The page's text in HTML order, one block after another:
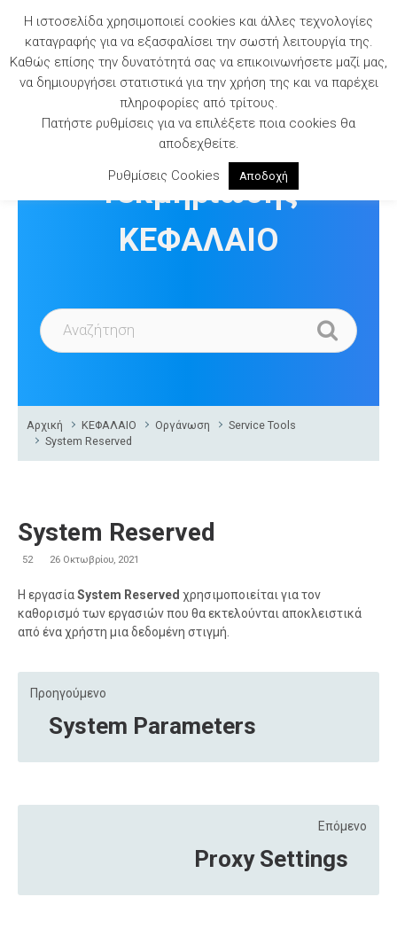
content
Βιβλιοθήκη
Τεκμηρίωσης
ΚΕΦΑΛΑΙΟ
Αρχική ΚΕΦΑΛΑΙΟ Οργάνωση
Service Tools
System Reserved
System Reserved
52 26 Οκτωβρίου, 2021
Η εργασίαSystem Reserved χρησιμοποιείται για τον
καθορισμό των εργασιών που θα εκτελούνται αποκλειστικά
από ένα χρήστη μια δεδομένη στιγμή.
Προηγούμενο
System Parameters
Επόμενο
Proxy Settings
Η ιστοσελίδα χρησιμοποιεί cookies και άλλες τεχνολογίες
καταγραφής για να εξασφαλίσει την σωστή λειτουργία της.
Καθώς επίσης την δυνατότητά σας να επικοινωνήσετε μαζί μας,
να δημιουργήσει στατιστικά για την χρήση της και να παρέχει
πληροφορίες από τρίτους.
Πατήστε ρυθμίσεις για να επιλέξετε ποια cookies θα
αποδεχθείτε.
Ρυθμίσεις Cookies
Αποδοχή